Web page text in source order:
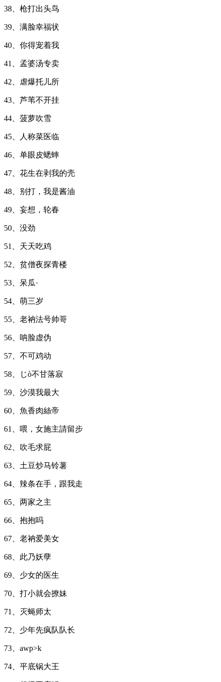
38、枪打出头鸟
39、满脸幸福状
40、你得宠着我
41、孟婆汤专卖
42、虐爆托儿所
43、芦苇不开挂
44、菠萝吹雪
45、人称菜医临
46、单眼皮蟋蟀
47、花生在剥我的壳
48、别打，我是酱油
49、妄想，轮春
50、没劲
51、天天吃鸡
52、贫僧夜探青楼
53、呆瓜·
54、萌三岁
55、老衲法号帅哥
56、呐脸虚伪
57、不可鸡动
58、じò不甘落寂
59、沙漠我最大
60、魚香肉絲帝
61、喂，女施主請留步
62、吹毛求屁
63、土豆炒马铃薯
64、辣条在手，跟我走
65、两家之主
66、抱抱吗
67、老衲爱美女
68、此乃妖孽
69、少女的医生
70、打小就会撩妹
71、灭蝇师太
72、少年先疯队队长
73、awp>k
74、平底锅大王